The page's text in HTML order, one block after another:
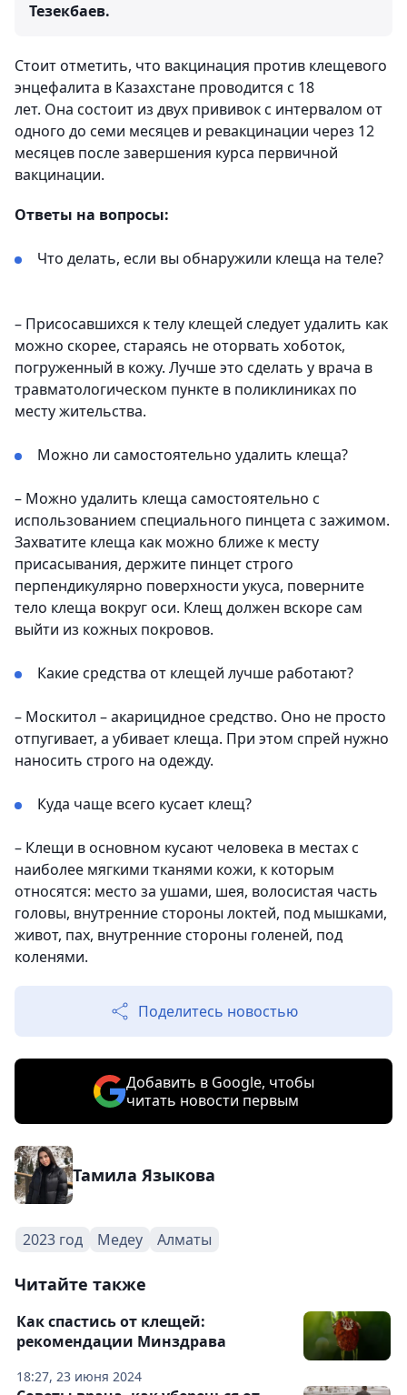
Тезекбаев.
Стоит отметить, что вакцинация против клещевого
энцефалита в Казахстане проводится с 18
лет. Она состоит из двух прививок с интервалом от
одного до семи месяцев и ревакцинации через 12
месяцев после завершения курса первичной
вакцинации.
Ответы на вопросы:
Что делать, если вы обнаружили клеща на теле?
– Присосавшихся к телу клещей следует удалить как
можно скорее, стараясь не оторвать хоботок,
погруженный в кожу. Лучше это сделать у врача в
травматологическом пункте в поликлиниках по
месту жительства.
Можно ли самостоятельно удалить клеща?
– Можно удалить клеща самостоятельно с
использованием специального пинцета с зажимом.
Захватите клеща как можно ближе к месту
присасывания, держите пинцет строго
перпендикулярно поверхности укуса, поверните
тело клеща вокруг оси. Клещ должен вскоре сам
выйти из кожных покровов.
Какие средства от клещей лучше работают?
– Москитол – акарицидное средство. Оно не просто
отпугивает, а убивает клеща. При этом спрей нужно
наносить строго на одежду.
Куда чаще всего кусает клещ?
– Клещи в основном кусают человека в местах с
наиболее мягкими тканями кожи, к которым
относятся: место за ушами, шея, волосистая часть
головы, внутренние стороны локтей, под мышками,
живот, пах, внутренние стороны голеней, под
коленями.
Поделитесь новостью
Добавить в Google, чтобы
читать новости первым
Тамила Языкова
2023 год Медеу Алматы
Читайте также
18:27, 23 июня 2024
Как спастись от клещей:
рекомендации Минздрава